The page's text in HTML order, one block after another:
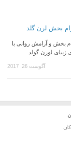
بخش و آرامش روانی با
زیبای لورن گولد
آگوست 26, 2017